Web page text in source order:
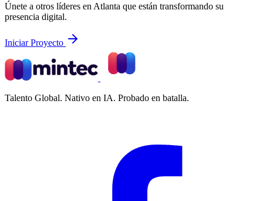
Únete a otros líderes en Atlanta que están transformando su
presencia digital.
Iniciar Proyecto
Talento Global. Nativo en IA. Probado en batalla.